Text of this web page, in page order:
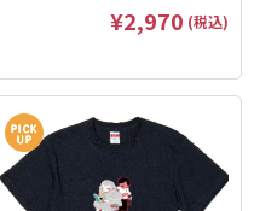
¥2,970 (税込)